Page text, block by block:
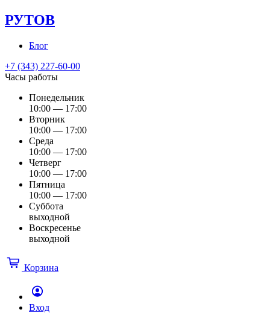
РУТОВ
Блог
+7 (343) 227-60-00
Часы работы
Понедельник
10:00 — 17:00
Вторник
10:00 — 17:00
Среда
10:00 — 17:00
Четверг
10:00 — 17:00
Пятница
10:00 — 17:00
Суббота
выходной
Воскресенье
выходной
Корзина
Вход